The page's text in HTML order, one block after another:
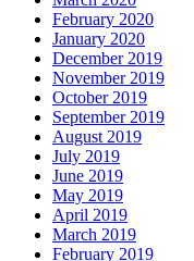
February 2020
January 2020
December 2019
November 2019
October 2019
September 2019
August 2019
July 2019
June 2019
May 2019
April 2019
March 2019
February 2019